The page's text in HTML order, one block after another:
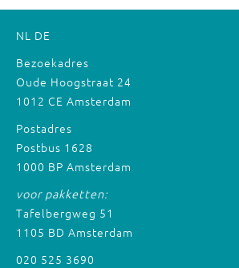
NL DE
Bezoekadres
Oude Hoogstraat 24
1012 CE Amsterdam
Postadres
Postbus 1628
1000 BP Amsterdam
voor pakketten:
Tafelbergweg 51
1105 BD Amsterdam
020 525 3690